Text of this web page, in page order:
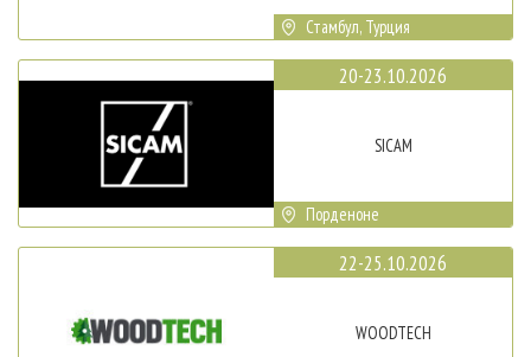
Стамбул, Турция
20-23.10.2026
SICAM
Порденоне
22-25.10.2026
WOODTECH